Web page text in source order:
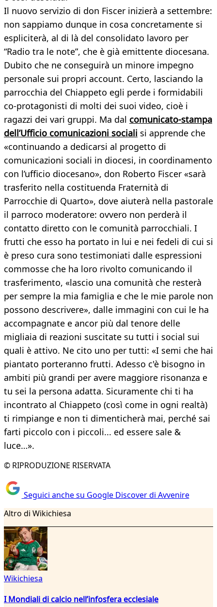
Il nuovo servizio di don Fiscer inizierà a settembre:
non sappiamo dunque in cosa concretamente si
espliciterà, al di là del consolidato lavoro per
“Radio tra le note”, che è già emittente diocesana.
Dubito che ne conseguirà un minore impegno
personale sui propri account. Certo, lasciando la
parrocchia del Chiappeto egli perde i formidabili
co-protagonisti di molti dei suoi video, cioè i
ragazzi dei vari gruppi. Ma dal comunicato-stampa
dell’Ufficio comunicazioni sociali si apprende che
«continuando a dedicarsi al progetto di
comunicazioni sociali in diocesi, in coordinamento
con l’ufficio diocesano», don Roberto Fiscer «sarà
trasferito nella costituenda Fraternità di
Parrocchie di Quarto», dove aiuterà nella pastorale
il parroco moderatore: ovvero non perderà il
contatto diretto con le comunità parrocchiali. I
frutti che esso ha portato in lui e nei fedeli di cui si
è preso cura sono testimoniati dalle espressioni
commosse che ha loro rivolto comunicando il
trasferimento, «lascio una comunità che resterà
per sempre la mia famiglia e che le mie parole non
possono descrivere», dalle immagini con cui le ha
accompagnate e ancor più dal tenore delle
migliaia di reazioni suscitate su tutti i social sui
quali è attivo. Ne cito uno per tutti: «I semi che hai
piantato porteranno frutti. Adesso c'è bisogno in
ambiti più grandi per avere maggiore risonanza e
tu sei la persona adatta. Sicuramente chi ti ha
incontrato al Chiappeto (così come in ogni realtà)
ti rimpiange e non ti dimenticherà mai, perché sai
farti piccolo con i piccoli... ed essere sale &
luce…».
© RIPRODUZIONE RISERVATA
Seguici anche su Google Discover di Avvenire
Altro di Wikichiesa
Wikichiesa
I Mondiali di calcio nell’infosfera ecclesiale